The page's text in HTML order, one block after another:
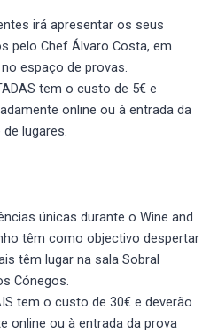
irá apresentar os seus
pelo Chef Álvaro Costa, em
espaço de provas.
tem o custo de 5€ e
online ou à entrada da
lugares.
únicas durante o Wine and
têm como objectivo despertar
têm lugar na sala Sobral
Cónegos.
tem o custo de 30€ e deverão
online ou à entrada da prova